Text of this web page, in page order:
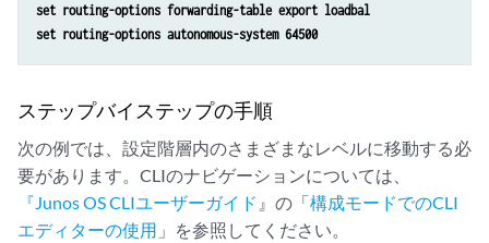
set routing-options forwarding-table export loadbal
set routing-options autonomous-system 64500
ステップバイステップの手順
次の例では、設定階層内のさまざまなレベルに移動する必
要があります。CLIのナビゲーションについては、
『Junos OS CLIユーザーガイド 』の「構成モードでのCLI
エディターの使用 」を参照してください。